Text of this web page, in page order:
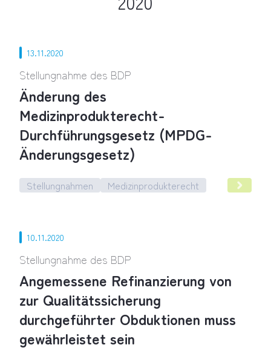
13.11.2020
Stellungnahme des BDP
Änderung des
Medizinprodukterecht-
Durchführungsgesetz (MPDG-
Änderungsgesetz)
Stellungnahmen
Medizinprodukterecht
10.11.2020
Stellungnahme des BDP
Angemessene Refinanzierung von
zur Qualitätssicherung
durchgeführter Obduktionen muss
gewährleistet sein